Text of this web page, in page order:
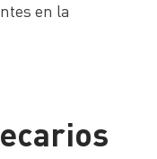
en la